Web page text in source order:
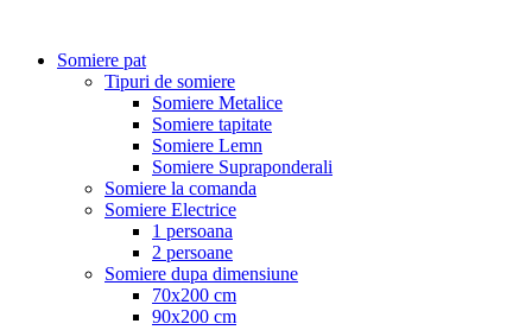
Somiere pat
Tipuri de somiere
Somiere Metalice
Somiere tapitate
Somiere Lemn
Somiere Supraponderali
Somiere la comanda
Somiere Electrice
1 persoana
2 persoane
Somiere dupa dimensiune
70x200 cm
90x200 cm